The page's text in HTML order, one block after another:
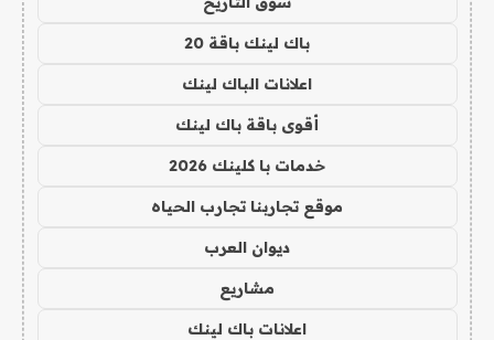
باك لينك باقة 20
اعلانات الباك لينك
أقوى باقة باك لينك
خدمات با كلينك 2026
موقع تجاربنا تجارب الحياه
ديوان العرب
مشاريع
اعلانات باك لينك